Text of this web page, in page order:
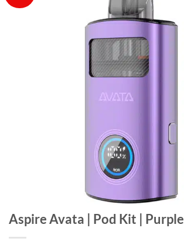
Aspire Avata | Pod Kit | Purple